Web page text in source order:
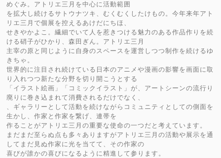
めぐみ。アトリエ三月を中心に活動範囲
を拡大し続けるサトウナツキ、むくむくしたけもの。今年来年アト
リエ三月で個展を控えるあけだにちほ、
せきやかよこ。繊細でいて人を惹きつける魅力のある作品作りを続
ける硝子がひかり、森田ぎん。アトリエ三月
主宰の原と同じように自身のスペースを運営しつつ制作を続けるゆ
きちゃ。
世界的に注目され続けている日本のアニメや漫画の影響を画面に取
り入れつつ新たな分野を切り開こうとする
「イラスト絵画」「コミックイラスト」が、アートシーンの流行り
廃りに巻き込まれて消費されるだけでなく、
、ギャラリーとして活動を続けながらコミュニティとしての側面を
生かし、作家と作家を繋げ、連帯を
作ることがアトリエ三月の重要な使命の一つだと考えています。
まだまだ至らぬ点も多々ありますがアトリエ三月の活動や展示を通
してまだ見ぬ作家に光を当てて、その作家の
喜びが誰かの喜びになるように精進して参ります。